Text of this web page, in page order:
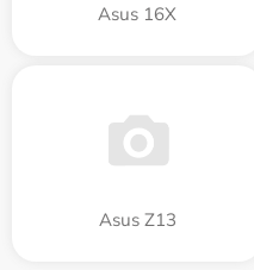
Asus 16X
Asus Z13